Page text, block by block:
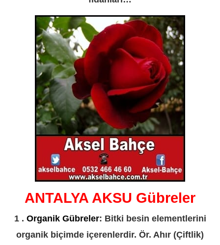
ANTALYA AKSU Gübreler
1 . Organik Gübreler: Bitki besin elementlerini
organik biçimde içerenlerdir. Ör. Ahır (Çiftlik)